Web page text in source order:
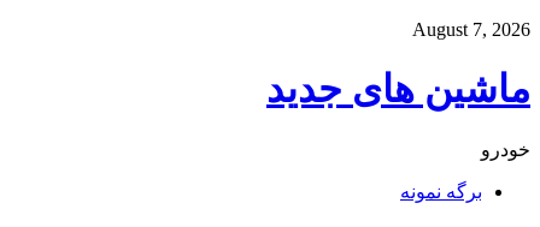
August 7, 2026
ماشین های جدید
خودرو
برگه نمونه